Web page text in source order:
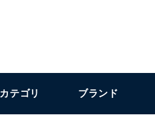
カテゴリ ブランド